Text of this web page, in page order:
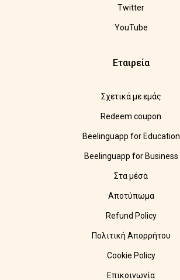
Twitter
YouTube
Εταιρεία
Σχετικά με εμάς
Redeem coupon
Beelinguapp for Education
Beelinguapp for Business
Στα μέσα
Αποτύπωμα
Refund Policy
Πολιτική Απορρήτου
Cookie Policy
Επικοινωνία